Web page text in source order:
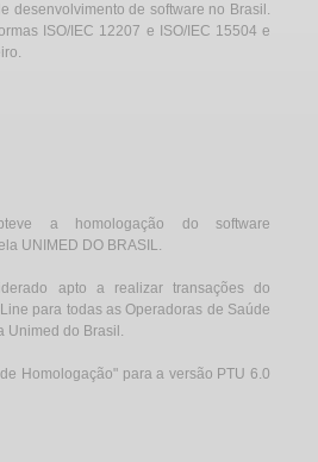
desenvolvimento de software no Brasil.
ISO/IEC 12207 e ISO/IEC 15504 e
a homologação do software
UNIMED DO BRASIL.
apto a realizar transações do
para todas as Operadoras de Saúde
Unimed do Brasil.
Homologação" para a versão PTU 6.0